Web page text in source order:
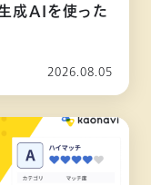
成AIを使った
2026.08.05